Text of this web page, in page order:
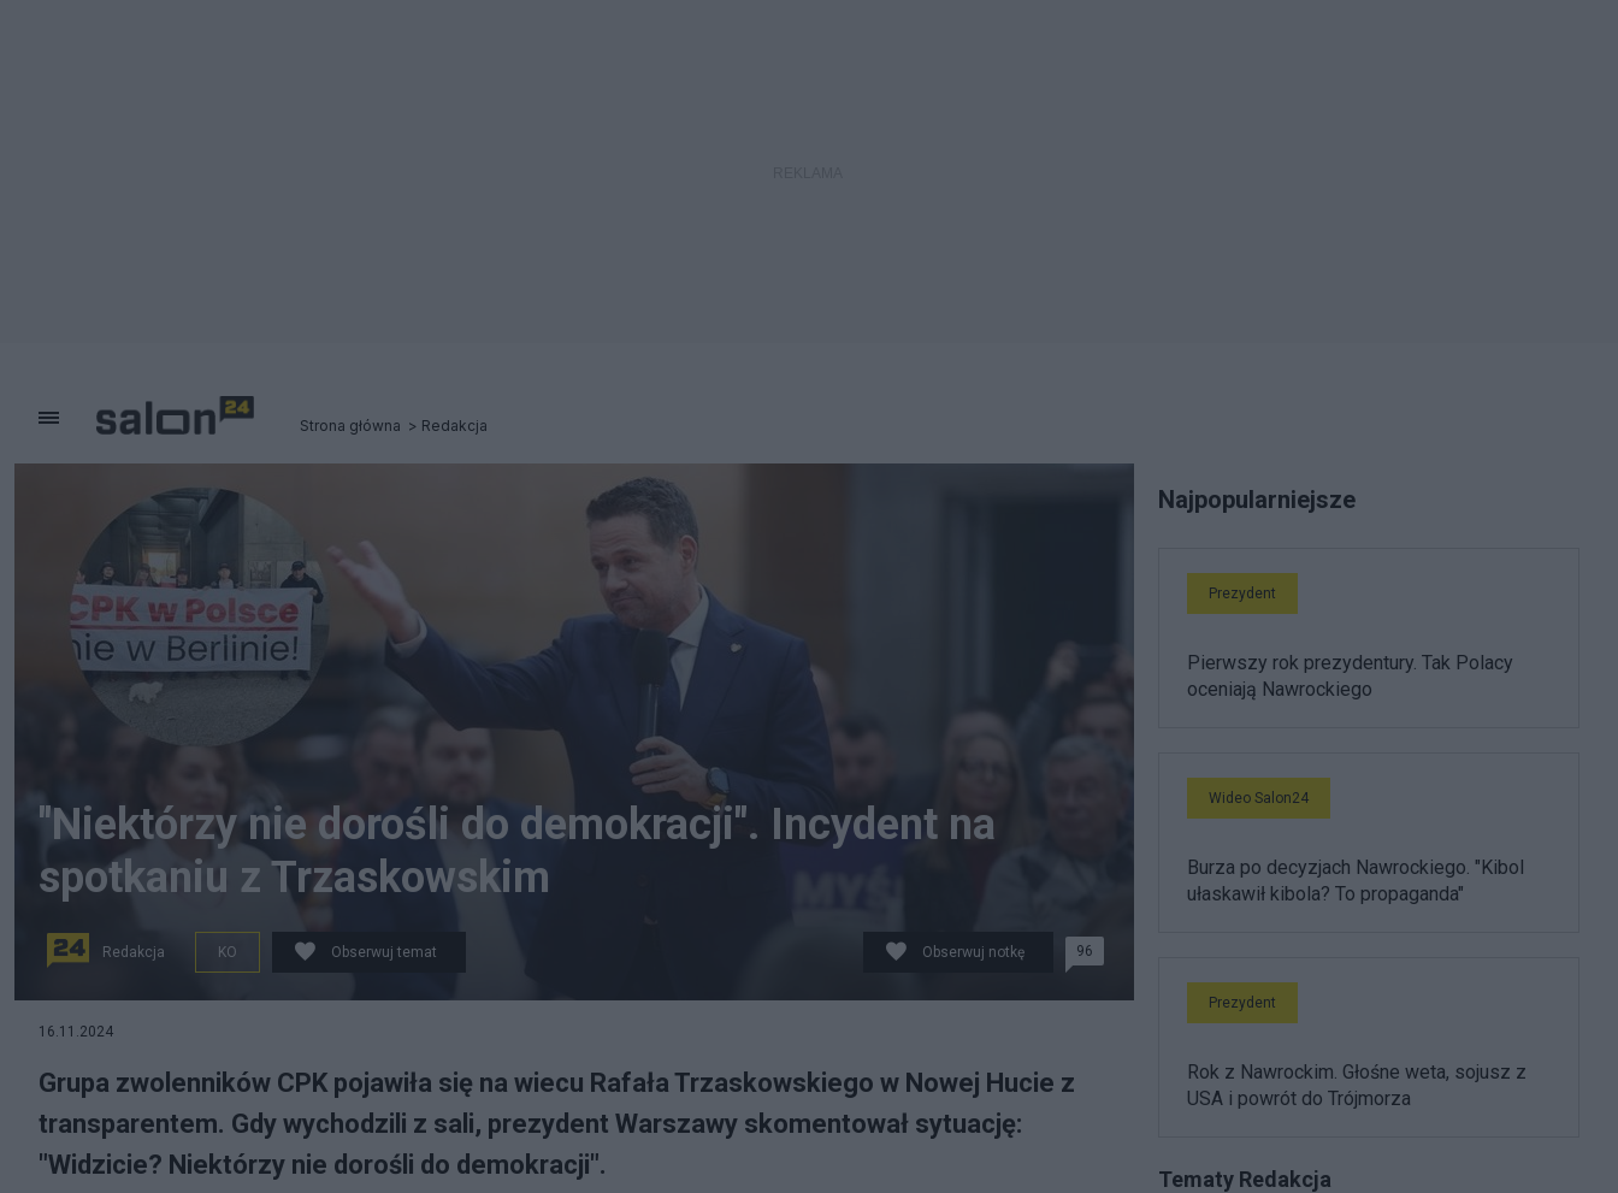
Strona główna Redakcja
"Niektórzy nie dorośli do demokracji". Incydent na
spotkaniu z Trzaskowskim
Redakcja KO Obserwuj temat Obserwuj notkę 96
16.11.2024
Grupa zwolenników CPK pojawiła się na wiecu Rafała Trzaskowskiego w Nowej Hucie z
transparentem. Gdy wychodzili z sali, prezydent Warszawy skomentował sytuację:
"Widzicie? Niektórzy nie dorośli do demokracji".
Najpopularniejsze
Prezydent
Pierwszy rok prezydentury. Tak Polacy
oceniają Nawrockiego
Wideo Salon24
Burza po decyzjach Nawrockiego. "Kibol
ułaskawił kibola? To propaganda"
Prezydent
Rok z Nawrockim. Głośne weta, sojusz z
USA i powrót do Trójmorza
Tematy Redakcja